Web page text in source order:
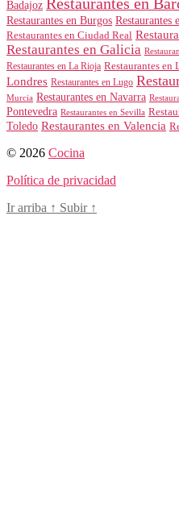
Badajoz
Restaurantes en Burgos Restaurantes
Restaurantes en Ciudad Real
Restaurantes en Galicia
Restaurantes en La Rioja Restaurantes en
Londres Restaurantes en Lugo
Murcia Restaurantes en Navarra
Pontevedra Restaurantes en Sevilla
Toledo Restaurantes en Valencia
© 2026 Cocina
Política de privacidad
Ir arriba ↑ Subir ↑